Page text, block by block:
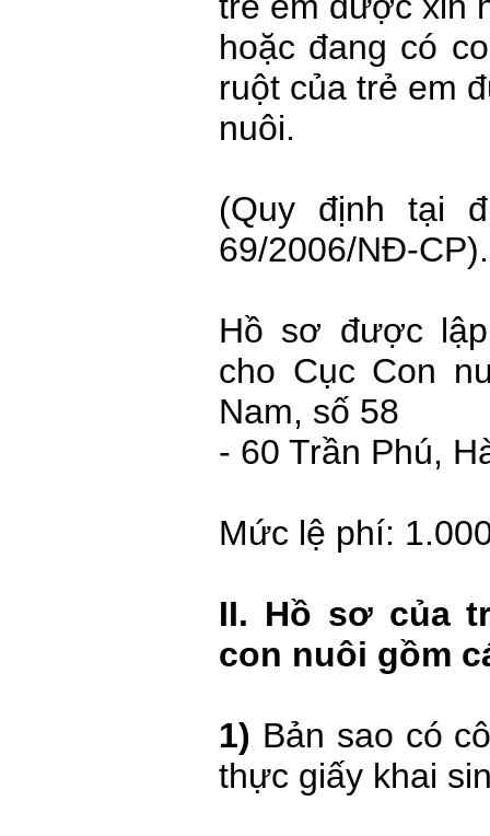
hoặc đang có
ruột của trẻ em
nuôi.
(Quy định tại
69/2006/NĐ-CP).
Hồ sơ được
cho Cục Con
Nam, số 58
- 60 Trần Phú,
Mức lệ phí:
II. Hồ sơ của
con nuôi gồm
1) Bản sao có
thực giấy khai